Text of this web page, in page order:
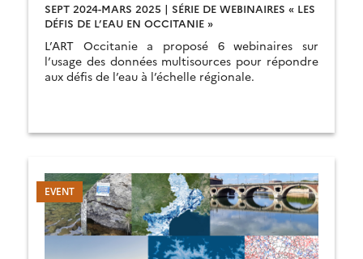
SEPT 2024-MARS 2025 | SÉRIE DE WEBINAIRES « LES
DÉFIS DE L’EAU EN OCCITANIE »
L’ART Occitanie a proposé 6 webinaires sur
l’usage des données multisources pour répondre
aux défis de l’eau à l’échelle régionale.